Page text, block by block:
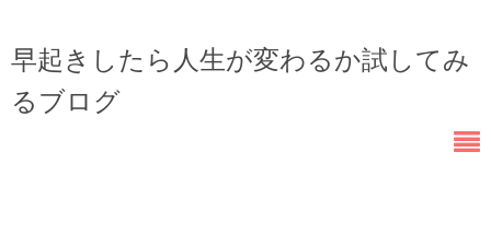
早起きしたら人生が変わるか試してみ
るブログ